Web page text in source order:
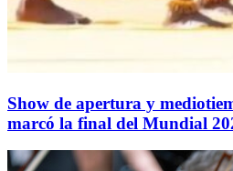
Show de apertura y
marcó la final del Mundial